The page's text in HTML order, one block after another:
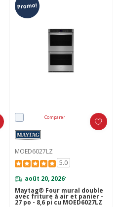
Promo!
Comparer
MOED6027LZ
5.0
août 20, 2026*
Maytag® Four mural double
avec friture à air et panier -
27 po - 8,6 pi cu MOED6027LZ